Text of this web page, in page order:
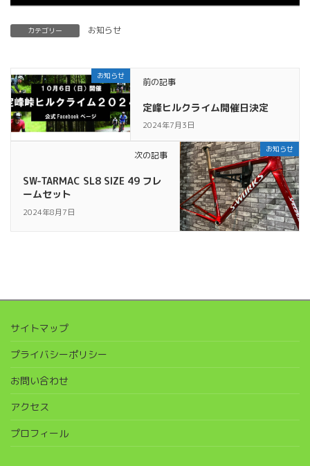
カテゴリー お知らせ
お知らせ
前の記事
定峰ヒルクライム開催日決定
2024年7月3日
お知らせ
次の記事
SW-TARMAC SL8 SIZE 49 フレ
ームセット
2024年8月7日
サイトマップ
プライバシーポリシー
お問い合わせ
アクセス
プロフィール